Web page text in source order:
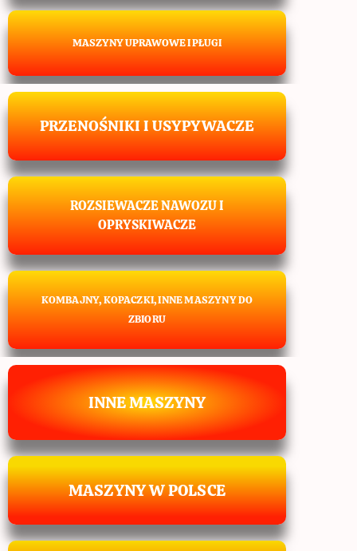
MASZYNY UPRAWOWE I PŁUGI
PRZENOŚNIKI I USYPYWACZE
ROZSIEWACZE NAWOZU I
OPRYSKIWACZE
KOMBAJNY, KOPACZKI, INNE MASZYNY DO
ZBIORU
INNE MASZYNY
MASZYNY W POLSCE